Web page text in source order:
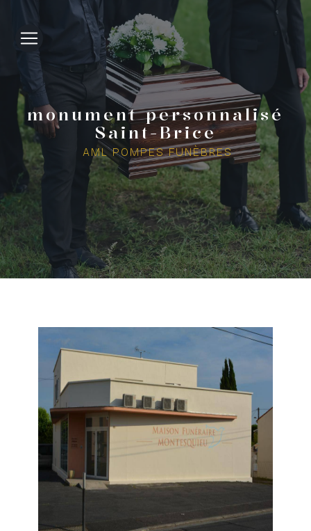
monument personnalisé
Saint-Brice
AML POMPES FUNÈBRES
Panneau de gestion des cookies